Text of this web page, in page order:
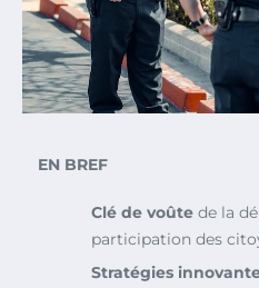
EN BREF
Clé de voûte de la
participation des
Stratégies